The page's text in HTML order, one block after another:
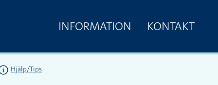
INFORMATION KONTAKT
Hjälp/Tips